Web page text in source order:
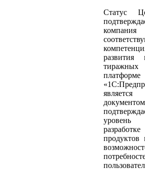
Статус
развития
платформе
уровень
продуктов